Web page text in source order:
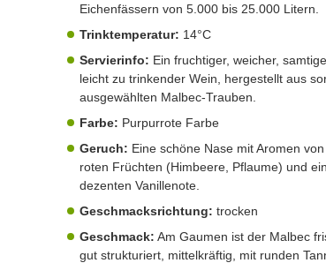
Eichenfässern von 5.000 bis 25.000 Litern.
Trinktemperatur: 14°C
Servierinfo: Ein fruchtiger, weicher,
leicht zu trinkender Wein, hergestellt aus
ausgewählten Malbec-Trauben.
Farbe: Purpurrote Farbe
Geruch: Eine schöne Nase mit Aromen
roten Früchten (Himbeere, Pflaume) und
dezenten Vanillenote.
Geschmacksrichtung: trocken
Geschmack: Am Gaumen ist der Malbec
gut strukturiert, mittelkräftig, mit runden